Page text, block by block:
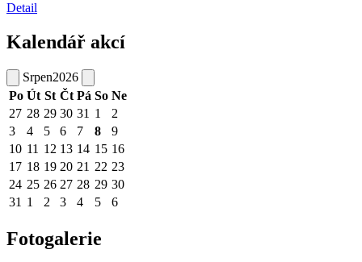
Detail
Kalendář akcí
Srpen2026
Po Út St Čt Pá So Ne
27 28 29 30 31 1
2
3
4 5 6 7 8
9
10 11 12 13 14 15 16
17 18 19 20 21 22 23
24 25 26 27 28 29 30
31 1 2 3 4 5 6
Fotogalerie